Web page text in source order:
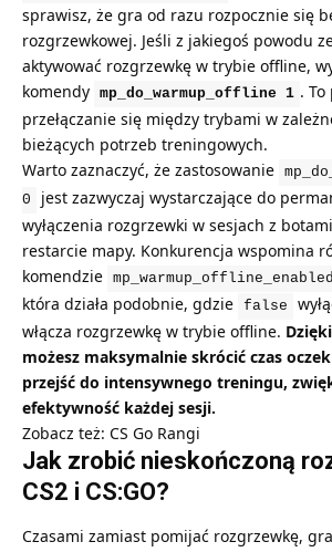
sprawisz, że gra od razu rozpocznie się
rozgrzewkowej. Jeśli z jakiegoś powodu
aktywować rozgrzewkę w trybie offline,
komendy
mp_do_warmup_offline 1 .
przełączanie się między trybami w
bieżących potrzeb treningowych.
Warto zaznaczyć, że zastosowanie
0
jest zazwyczaj wystarczające do
wyłączenia rozgrzewki w sesjach z
restarcie mapy. Konkurencja wspomina
komendzie
która działa podobnie, gdzie
false
włącza rozgrzewkę w trybie offline.
możesz maksymalnie skrócić czas
przejść do intensywnego treningu,
efektywność każdej sesji.
Zobacz też: CS Go Rangi
Jak zrobić nieskończoną
CS2 i CS:GO?
Czasami zamiast pomijać rozgrzewkę,